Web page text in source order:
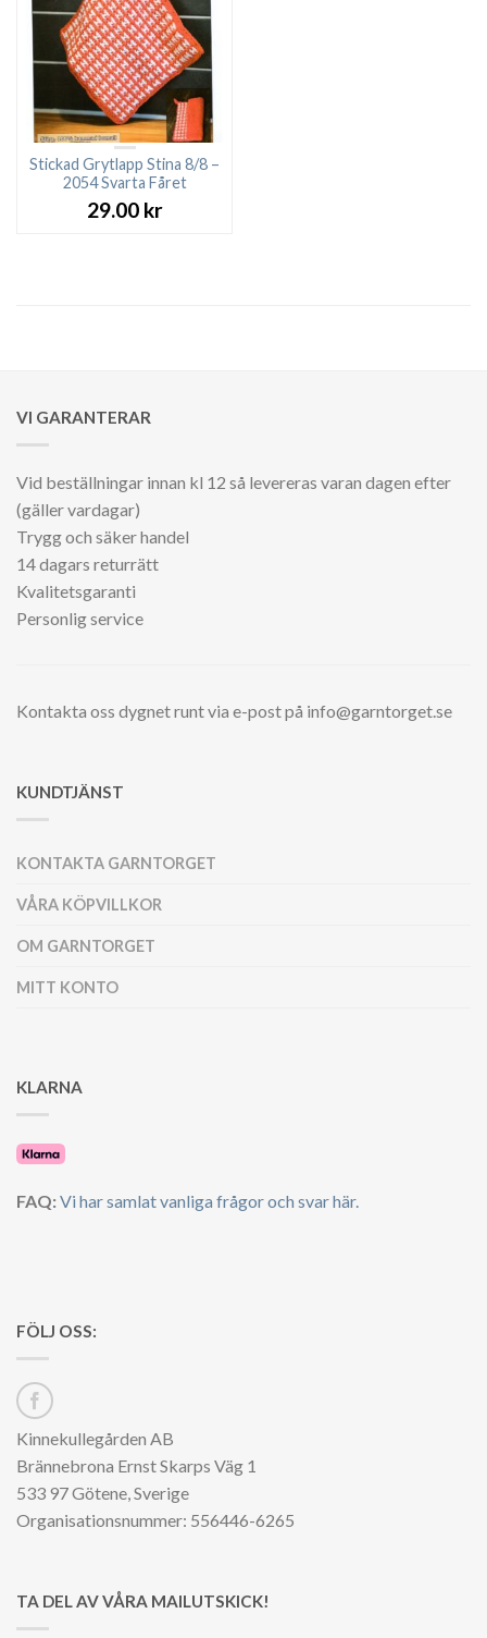
Stickad Grytlapp Stina 8/8 –
2054 Svarta Fåret
29.00 kr
VI GARANTERAR
Vid beställningar innan kl 12 så levereras varan dagen efter
(gäller vardagar)
Trygg och säker handel
14 dagars returrätt
Kvalitetsgaranti
Personlig service
Kontakta oss dygnet runt via e-post på info@garntorget.se
KUNDTJÄNST
KONTAKTA GARNTORGET
VÅRA KÖPVILLKOR
OM GARNTORGET
MITT KONTO
KLARNA
FAQ:Vi har samlat vanliga frågor och svar här.
FÖLJ OSS:
Kinnekullegården AB
Brännebrona Ernst Skarps Väg 1
533 97 Götene, Sverige
Organisationsnummer: 556446-6265
TA DEL AV VÅRA MAILUTSKICK!